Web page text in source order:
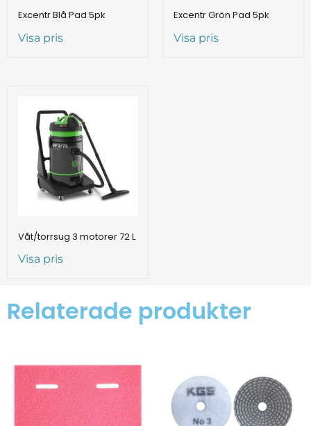
Excentr Blå Pad 5pk
Visa pris
Excentr Grön Pad 5pk
Visa pris
Våt/torrsug 3 motorer 72 L
Visa pris
Relaterade produkter